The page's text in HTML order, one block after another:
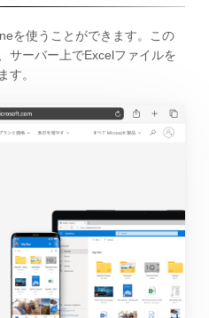
を使うことができます。この
サーバー上でExcelファイルを
す。